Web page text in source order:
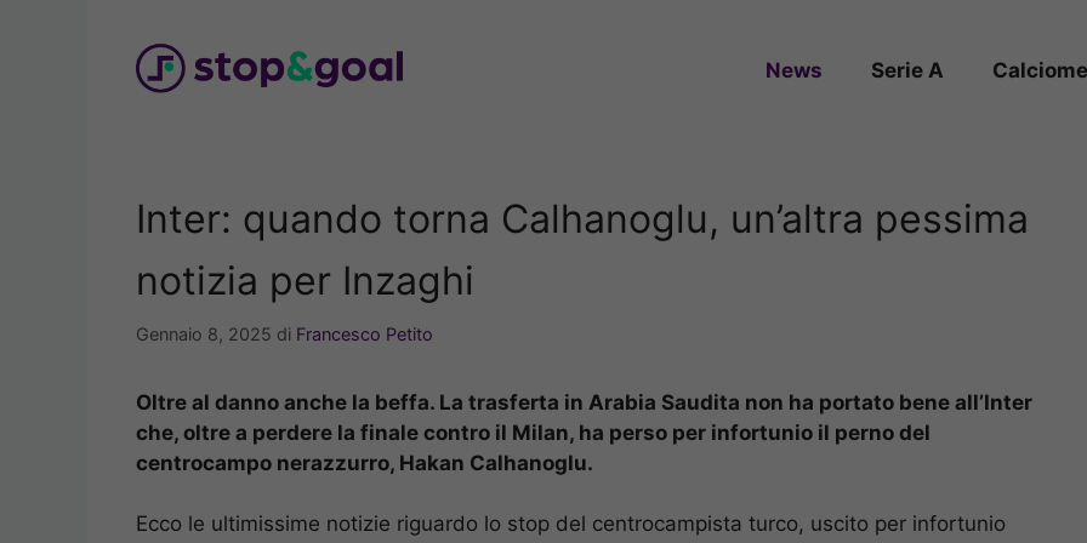
News Serie A
Inter: quando torna Calhanoglu, un’altra pessima
notizia per Inzaghi
Gennaio 8, 2025 di Francesco Petito
Oltre al danno anche la beffa. La trasferta in Arabia Saudita non ha portato bene all’Inter
che, oltre a perdere la finale contro il Milan, ha perso per infortunio il perno del
centrocampo nerazzurro, Hakan Calhanoglu.
Ecco le ultimissime notizie riguardo lo stop del centrocampista turco, uscito per infortunio